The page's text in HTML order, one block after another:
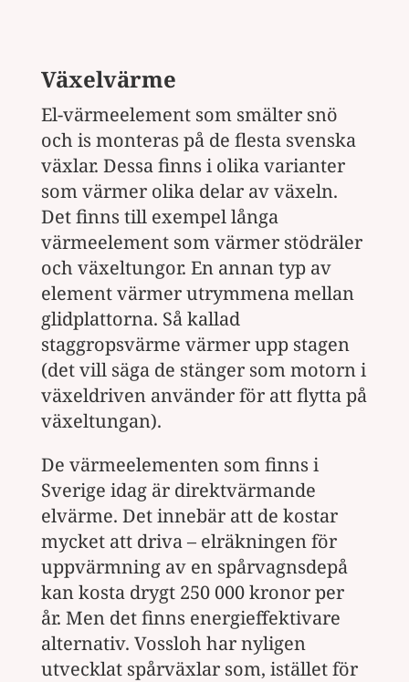
Växelvärme
El-värmeelement som smälter snö
och is monteras på de flesta svenska
växlar. Dessa finns i olika varianter
som värmer olika delar av växeln.
Det finns till exempel långa
värmeelement som värmer stödräler
och växeltungor. En annan typ av
element värmer utrymmena mellan
glidplattorna. Så kallad
staggropsvärme värmer upp stagen
(det vill säga de stänger som motorn i
växeldriven använder för att flytta på
växeltungan).
De värmeelementen som finns i
Sverige idag är direktvärmande
elvärme. Det innebär att de kostar
mycket att driva – elräkningen för
uppvärmning av en spårvagnsdepå
kan kosta drygt 250 000 kronor per
år. Men det finns energieffektivare
alternativ. Vossloh har nyligen
utvecklat spårväxlar som, istället för